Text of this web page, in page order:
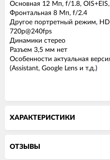
Основная 12 Мп, f/1.8, OIS+EIS,
Фронтальная 8 Мп, f/2.4
Другое портретный режим,
720p@240fps
Динамики стерео
Разъем 3,5 мм нет
Особенности актуальная
(Assistant, Google Lens и т.д.)
ХАРАКТЕРИСТИКИ
ОТЗЫВЫ